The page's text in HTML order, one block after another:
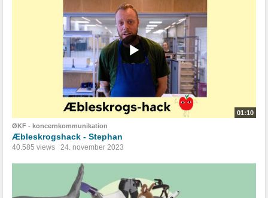
01:10
ØKF - koncernkommunikation
Æbleskrogshack - Stephan
40.585 views 24. november 2023